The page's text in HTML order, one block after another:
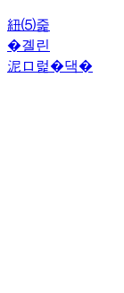
紐⑸줉
�곌린
泥ロ럹�댁�